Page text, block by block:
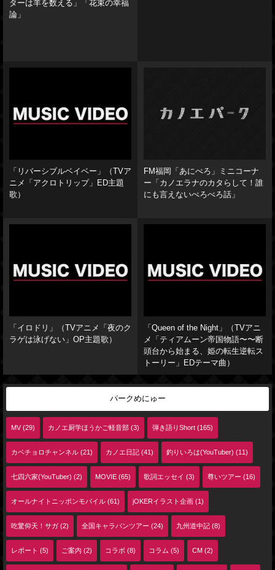
ターは羊を数える」「花束の幸福
論」
「リバーシブルベイベー」（TVア
ニメ「アクロトリップ」ED主題
歌）
FM福岡「あにぺろ」ミニコーナ
ー「カノエラナのカタらして！誰
にも言えないぺろぺろ話」
「イロドリ」（TVアニメ「夜のク
ラゲは泳げない」OP主題歌）
「Queen of the Night」（TVアニ
メ「ティアムーン帝国物語〜〜断
頭台から始まる、姫の転生逆転ス
トーリー」EDテーマ曲）
パークめにゅー
MV (29) カノエ厨学ほうかご軽音部 (3) 弾き語りShort (165)
カベチョロチャンネル (21) カノエ日記 (41) 釣りいろは(YouTuber) (11)
七四六家(YouTuber) (2) MOVIE (65) 歌詞エッセイ (3) 尊いツアー (16)
オールナイトニッポンモバイル (61) jOKERイラスト企画 (1)
吃驚仰天！サガ (2) 全国キャラバンツアー (24) 九州道中記 (8)
レポート (5) ご案内 (2) コラボ (8) コラム (5) CM (2)